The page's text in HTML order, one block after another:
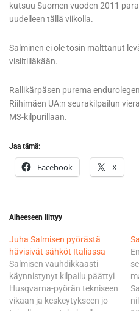
kutsuu Suomen vuoden 2011
uudelleen tällä viikolla.
Salminen ei ole tosin malttanut
visiitilläkään.
Rallikärpäsen purema
Riihimäen UA:n seurakilpailun
M3-kilpurillaan.
Jaa tämä:
Facebook X
Aiheeseen liittyy
Juha Salmisen pyörästä
hävisivät sähköt Italiassa
Salmisen vauhdikkaasti
käynnistynyt kilpailu päättyi
Husqvarna-pyörän tekniseen
vikaan ja keskeytykseen jo